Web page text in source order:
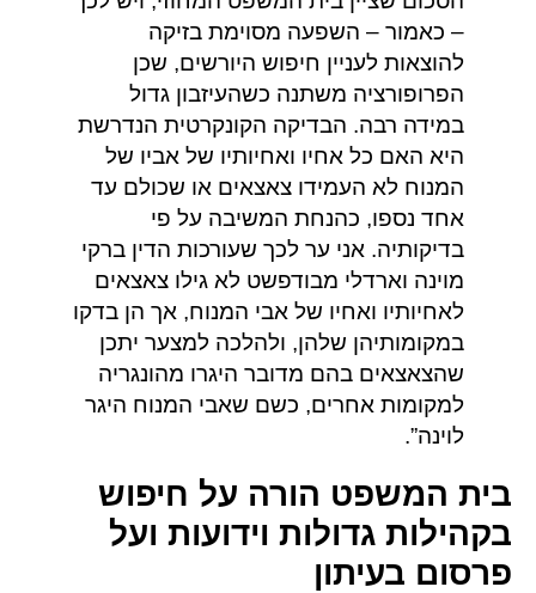
– כאמור – השפעה מסוימת בזיקה
להוצאות לעניין חיפוש היורשים, שכן
הפרופורציה משתנה כשהעיזבון גדול
במידה רבה. הבדיקה הקונקרטית הנדרשת
היא האם כל אחיו ואחיותיו של אביו של
המנוח לא העמידו צאצאים או שכולם עד
אחד נספו, כהנחת המשיבה על פי
בדיקותיה. אני ער לכך שעורכות הדין ברקי
מוינה וארדלי מבודפשט לא גילו צאצאים
לאחיותיו ואחיו של אבי המנוח, אך הן בדקו
במקומותיהן שלהן, ולהלכה למצער יתכן
שהצאצאים בהם מדובר היגרו מהונגריה
למקומות אחרים, כשם שאבי המנוח היגר
לוינה”.
בית המשפט הורה על חיפוש
בקהילות גדולות וידועות ועל
פרסום בעיתון